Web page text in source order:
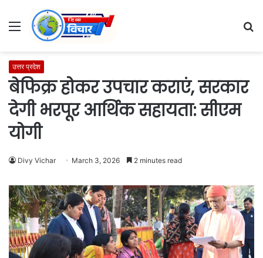
Menu
उत्तर प्रदेश
बेफिक्र होकर उपचार कराएं, सरकार
देगी भरपूर आर्थिक सहायता: सीएम
योगी
Divy Vichar March 3, 2026 2 minutes read